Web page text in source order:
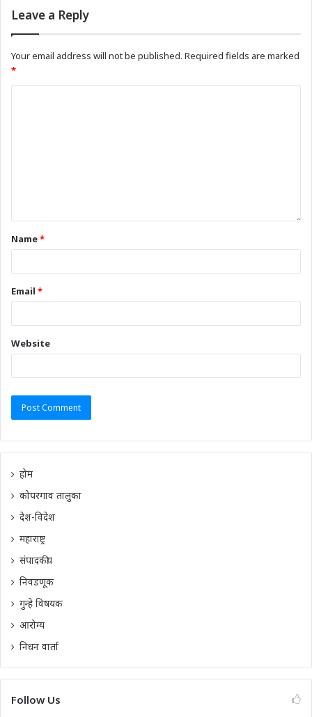
Leave a Reply
Your email address will not be published. Required fields are marked
*
Name*
Email *
Website
होम
कोपरगाव तालुका
देश-विदेश
महाराष्ट्र
संपादकीय
निवडणूक
गुन्हे विषयक
आरोग्य
निधन वार्ता
Follow Us